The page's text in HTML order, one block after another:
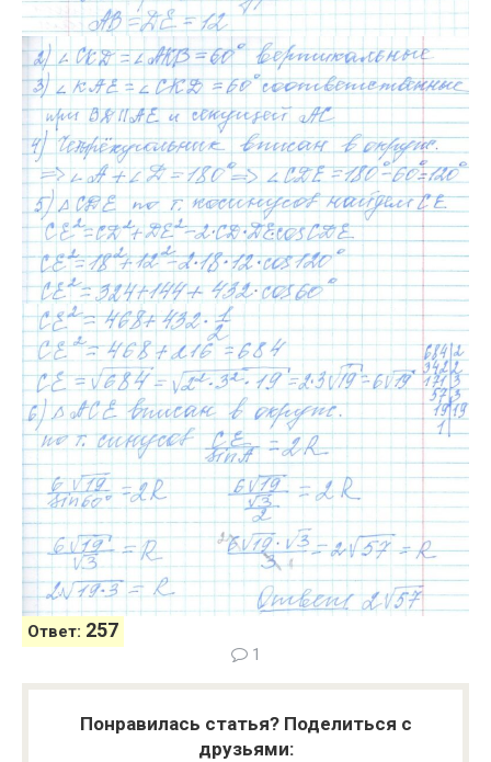
Ответ: 257
1
Понравилась статья? Поделиться с
друзьями: